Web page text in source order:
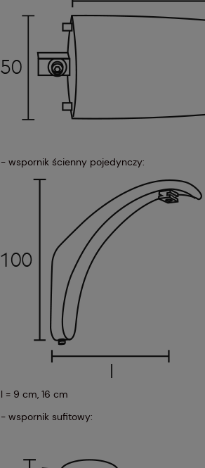
- wspornik ścienny pojedynczy:
l = 9 cm, 16 cm
- wspornik sufitowy: